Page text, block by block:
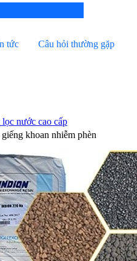
tức Câu hỏi thường gặp
lọc nước cao cấp
khoan nhiễm phèn